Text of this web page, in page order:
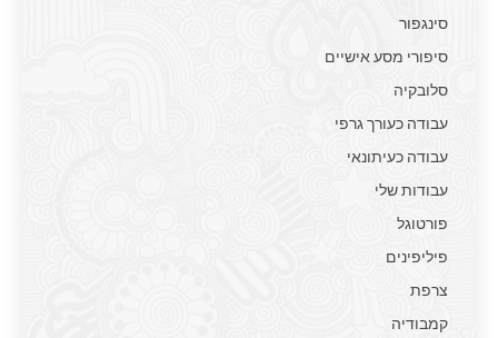
סינגפור
סיפורי מסע אישיים
סלובקיה
עבודה כעורך גרפי
עבודה כעיתונאי
עבודות שלי
פורטוגל
פיליפינים
צרפת
קמבודיה